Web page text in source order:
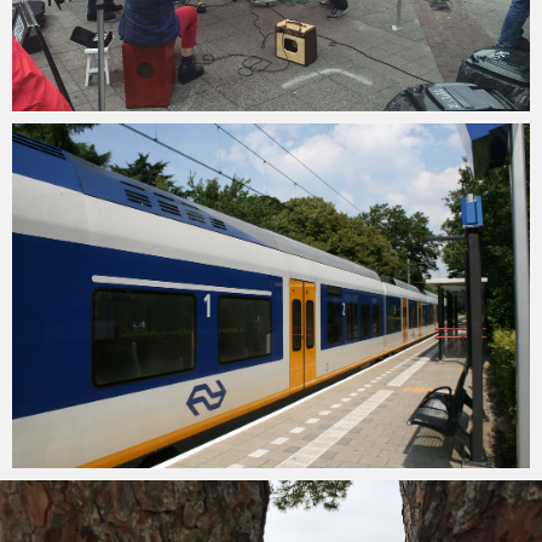
Soestinbeeld 16 juli 2016
Mark 7 december 2015